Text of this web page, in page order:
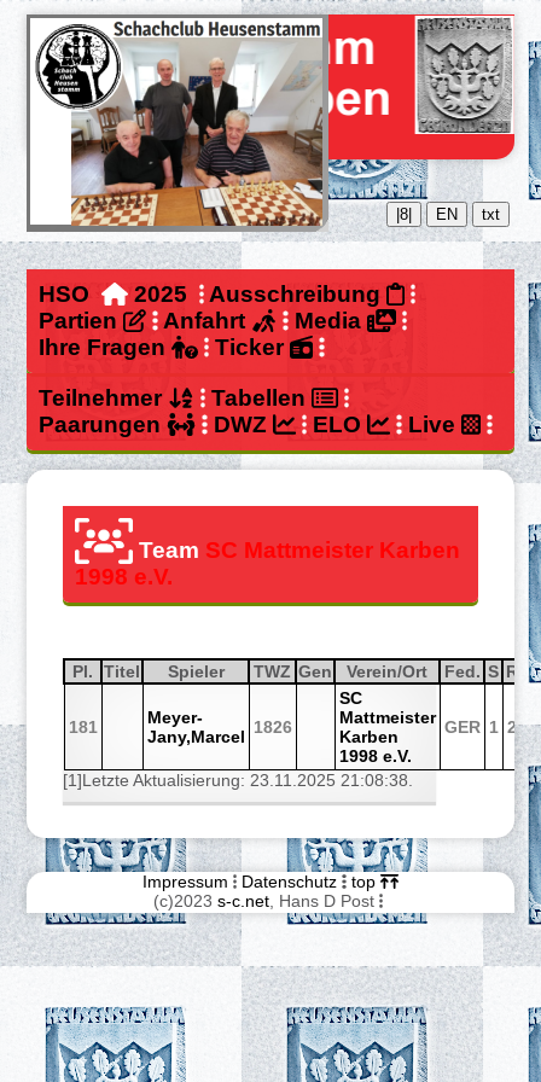
|8| EN txt
HSO 2025
Ausschreibung
Partien
Anfahrt
Media
Ihre Fragen
Ticker
Teilnehmer
Tabellen
Paarungen
DWZ ELO Live
Team SC Mattmeister Karben
1998 e.V.
Pl.
Sortiere aufsteigend nach
Pl. Titel
Sortiere aufsteigend nach
Titel Spieler
Sortiere aufsteigend nach
Spieler TWZ
Sortiere aufsteigend nach
TWZ Gen
Sortiere aufsteigend nach
Gen Verein/Ort
Sortiere aufsteigend
Verein/Ort Fed.
Sortiere
Fed. S
S R
R N
N
181
Meyer-
Jany,Marcel 1826
SC
Mattmeister
Karben
1998 e.V.
GER 1 2 4
[1]Letzte Aktualisierung: 23.11.2025 21:08:38.
Impressum Datenschutz
top
(c)2023 s-c.net, Hans D Post